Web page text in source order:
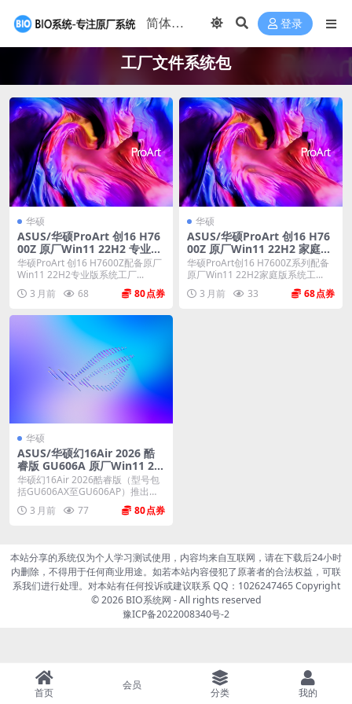
登录
工厂文件系统包
华硕
ASUS/华硕ProArt 创16 H76
00Z 原厂Win11 22H2 专业版
系统 工厂文件系统包 带ASUS
Recovery恢复
华硕ProArt 创16 H7600Z配备原厂
Win11 22H2专业版系统工厂...
3 月前
68 80
华硕
ASUS/华硕ProArt 创16 H76
00Z 原厂Win11 22H2 家庭版
系统 工厂文件系统包 带ASUS
Recovery恢复
华硕ProArt创16 H7600Z系列配备
原厂Win11 22H2家庭版系统工...
3 月前
33 68
华硕
ASUS/华硕幻16Air 2026 酷
睿版 GU606A 原厂Win11 25
H2 专业版系统 工厂文件系统
包 带ASUS Recovery恢复
华硕幻16Air 2026酷睿版（型号包
括GU606AX至GU606AP）推出
原...
3 月前 77 80
本站分享的系统仅为个人学习测试使用，内容均来自互联网，请在下载后24小时
内删除，不得用于任何商业用途。如若本站内容侵犯了原著者的合法权益，可联
系我们进行处理。对本站有任何投诉或建议联系 QQ：1026247465 Copyright
© 2026 BIO系统网 - All rights reserved
豫ICP备2022008340号-2
首页
会员
分类 我的